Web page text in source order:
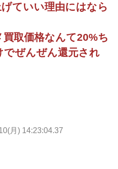
ていい理由にはなら
取価格なんて20%ち
でぜんぜん還元され
月) 14:23:04.37